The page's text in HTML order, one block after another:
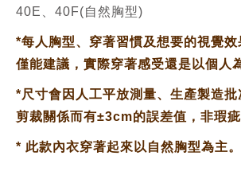
40E、 40F(自然胸型)
*每人胸型、穿著習慣及想要的視覺效
僅能建議，實際穿著感受還是以個人
*尺寸會因人工平放測量、生產製造
剪裁關係而有±3cm的誤差值，非瑕疵
* 此款內衣穿著起來以自然胸型為主。